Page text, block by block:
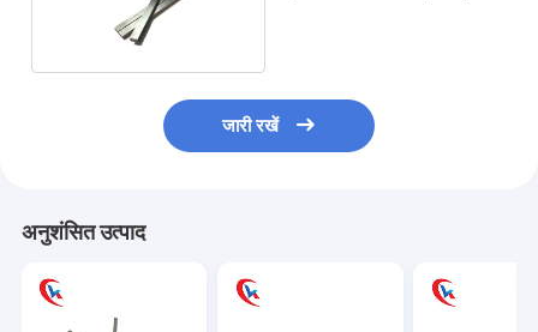
जारी रखें
अनुशंसित उत्पाद